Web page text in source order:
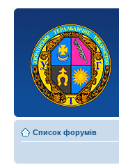
Список форумів